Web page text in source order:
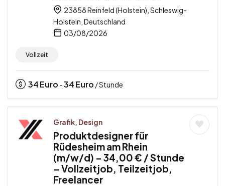
23858 Reinfeld (Holstein), Schleswig-
Holstein, Deutschland
03/08/2026
Vollzeit
34Euro -34Euro / Stunde
Grafik, Design
Produktdesigner für
Rüdesheim am Rhein
(m/w/d) – 34,00 € / Stunde
– Vollzeitjob, Teilzeitjob,
Freelancer